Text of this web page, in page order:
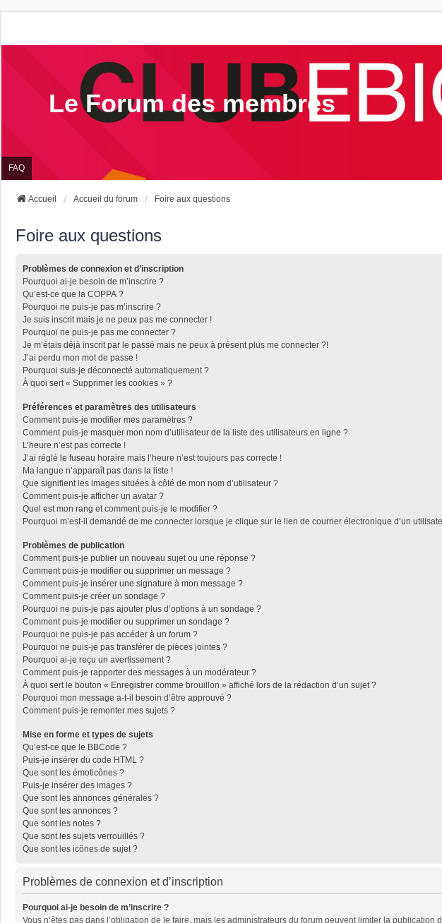
Le Forum des membres
FAQ
Accueil Accueil du forum Foire aux questions
Foire aux questions
Problèmes de connexion et d’inscription
Pourquoi ai-je besoin de m’inscrire ?
Qu’est-ce que la COPPA ?
Pourquoi ne puis-je pas m’inscrire ?
Je suis inscrit mais je ne peux pas me connecter !
Pourquoi ne puis-je pas me connecter ?
Je m’étais déjà inscrit par le passé mais ne peux à présent plus me connecter ?!
J’ai perdu mon mot de passe !
Pourquoi suis-je déconnecté automatiquement ?
À quoi sert « Supprimer les cookies » ?
Préférences et paramètres des utilisateurs
Comment puis-je modifier mes paramètres ?
Comment puis-je masquer mon nom d’utilisateur de la liste des utilisateurs en ligne ?
L’heure n’est pas correcte !
J’ai réglé le fuseau horaire mais l’heure n’est toujours pas correcte !
Ma langue n’apparaît pas dans la liste !
Que signifient les images situées à côté de mon nom d’utilisateur ?
Comment puis-je afficher un avatar ?
Quel est mon rang et comment puis-je le modifier ?
Pourquoi m’est-il demandé de me connecter lorsque je clique sur le lien de courrier électronique d’un
Problèmes de publication
Comment puis-je publier un nouveau sujet ou une réponse ?
Comment puis-je modifier ou supprimer un message ?
Comment puis-je insérer une signature à mon message ?
Comment puis-je créer un sondage ?
Pourquoi ne puis-je pas ajouter plus d’options à un sondage ?
Comment puis-je modifier ou supprimer un sondage ?
Pourquoi ne puis-je pas accéder à un forum ?
Pourquoi ne puis-je pas transférer de pièces jointes ?
Pourquoi ai-je reçu un avertissement ?
Comment puis-je rapporter des messages à un modérateur ?
À quoi sert le bouton « Enregistrer comme brouillon » affiché lors de la rédaction d’un sujet ?
Pourquoi mon message a-t-il besoin d’être approuvé ?
Comment puis-je remonter mes sujets ?
Mise en forme et types de sujets
Qu’est-ce que le BBCode ?
Puis-je insérer du code HTML ?
Que sont les émoticônes ?
Puis-je insérer des images ?
Que sont les annonces générales ?
Que sont les annonces ?
Que sont les notes ?
Que sont les sujets verrouillés ?
Que sont les icônes de sujet ?
Problèmes de connexion et d’inscription
Pourquoi ai-je besoin de m’inscrire ?
Vous n’êtes pas dans l’obligation de le faire, mais les administrateurs du forum peuvent limiter la